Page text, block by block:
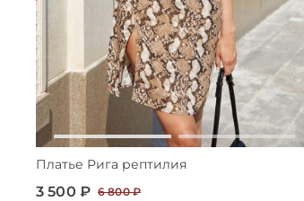
Платье Рига рептилия
3 500 ₽ 6 800 ₽